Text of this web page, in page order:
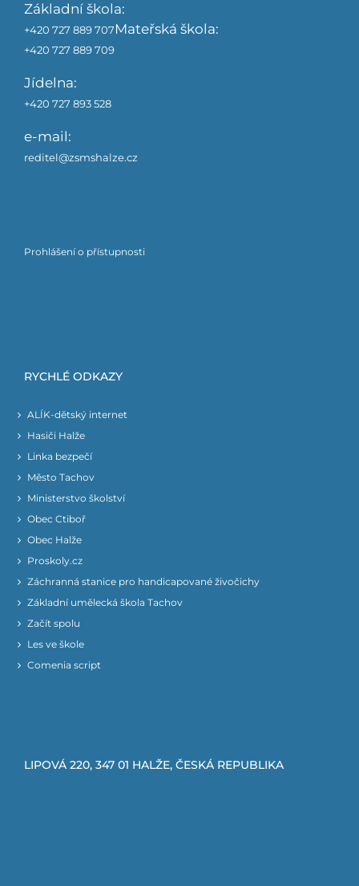
Základní škola:
+420 727 889 707Mateřská škola:
+420 727 889 709
Jídelna:
+420 727 893 528
e-mail:
reditel@zsmshalze.cz
Prohlášení o přístupnosti
RYCHLÉ ODKAZY
ALÍK-dětský internet
Hasiči Halže
Linka bezpečí
Město Tachov
Ministerstvo školství
Obec Ctiboř
Obec Halže
Proskoly.cz
Záchranná stanice pro handicapované živočichy
Základní umělecká škola Tachov
Začít spolu
Les ve škole
Comenia script
LIPOVÁ 220, 347 01 HALŽE, ČESKÁ REPUBLIKA